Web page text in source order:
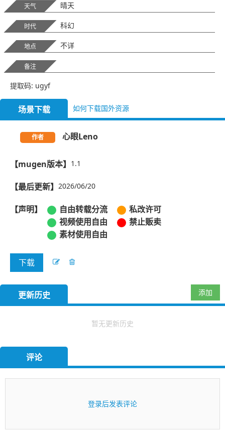
天气 晴天
时代 科幻
地点 不详
备注
提取码: ugyf
场景下载 如何下载国外资源
作者 心眼Leno
【mugen版本】 1.1
【最后更新】 2026/06/20
【声明】 自由转载分流
私改许可
视频使用自由
禁止贩卖
素材使用自由
下载
更新历史 添加
暂无更新历史
评论
登录后发表评论